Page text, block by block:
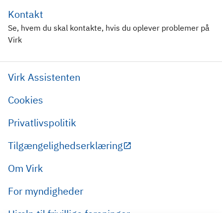
Kontakt
Se, hvem du skal kontakte, hvis du oplever problemer på
Virk
Virk Assistenten
Cookies
Privatlivspolitik
Tilgængelighedserklæring
Om Virk
For myndigheder